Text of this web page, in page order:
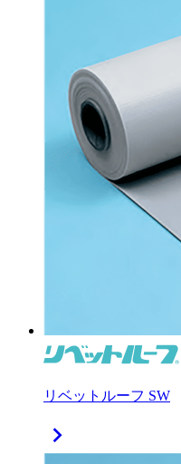
リベットルーフ SW
chevron_right